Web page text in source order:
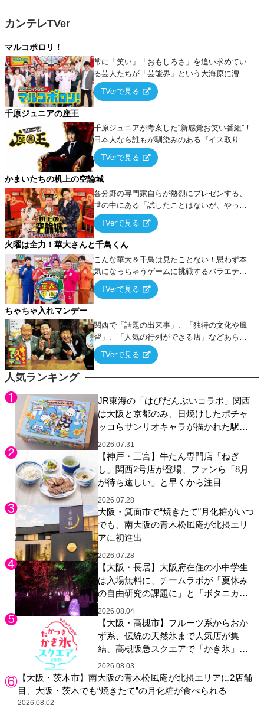
人気ランキング
JR東海の「はぴだんぶいコラボ」関西
は大阪と京都のみ、日焼けしたポチャ
ッコらサンリオキャラが描かれた駅弁
やグッズが登場
2026.07.31
【神戸・三宮】牛たん専門店「ねぎ
し」関西2号店が登場、ファンら「8月
が待ち遠しい」と早くから注目
2026.07.28
大阪・箕面市で“焼きたて”月化粧がいつ
でも、南大阪の青木松風庵が北摂エリ
アに初進出
2026.07.28
【大阪・長居】大阪府在住の小中学生
は入場無料に、チームラボが「夏休み
の自由研究の課題に」と「ボタニカル
ガーデン 大阪」へ招待
2026.08.04
【大阪・高槻市】フルーツ系からおか
ず系、伝統の天然氷まで人気店が集
結、高槻阪急スクエアで「かき氷」祭
り
2026.08.03
【大阪・茨木市】南大阪の青木松風庵が北摂エリアに2店舗
目、大阪・茨木でも“焼きたて”の月化粧が食べられる
2026.08.02
カンテレTVer
マルコポロリ！
常に「笑い」「おもしろさ」を追い求めてい
る芸人たちが「芸能界」という大海原に漕ぎ
出でて、新たなオモシロ人間を発掘する！
TVerで見る
千原ジュニアの座王
千原ジュニアが考案した“新感覚お笑い番組”！
日本人なら誰もが馴染みのある『イス取りゲ
ーム』をベースに、大喜利・ギャグ・モノボ
ケ・歌…など様々なお題で芸人がショートネ
タを競い合う！
TVerで見る
かまいたちの机上の空論城
各分野の専門家自らが熱烈にプレゼンする、
世の中にある「試したことはないが、やって
みたらこうなる！…ハズ」という“机上の空
論”に若手芸人らがカラダを張って挑む！
TVerで見る
火曜は全力！華大さんと千鳥くん
こんな華大＆千鳥は見たことない！思わず本
気になっちゃうゲームに挑戦するバラエティ
ー！
TVerで見る
ちゃちゃ入れマンデー
関西で「話題の出来事」、「独特の文化や風
習」、「人気の行列ができる店」などあらゆ
るテーマについて好き放題にちゃちゃを入れ
ていく関西色を前面に押し出したトークバラ
TVerで見る